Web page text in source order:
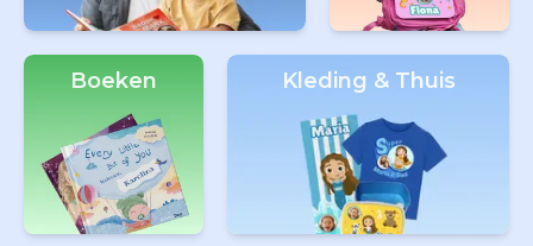
Boeken Kleding & Thuis